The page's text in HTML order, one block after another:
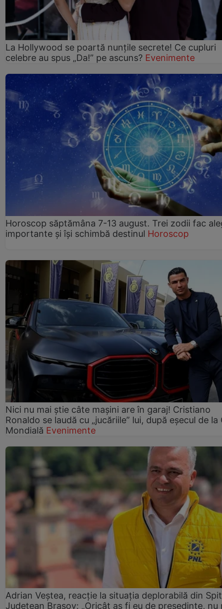
La Hollywood se poartă nunțile secrete! Ce cupluri
celebre au spus „Da!” pe ascuns? Evenimente
Horoscop săptămâna 7-13 august. Trei zodii fac
importante și își schimbă destinul Horoscop
Nici nu mai știe câte mașini are în garaj! Cristiano
Ronaldo se laudă cu „jucăriile” lui, după eșecul de la
Mondială Evenimente
Adrian Veștea, reacție la situația deplorabilă din
Județean Brașov: „Oricât aș fi eu de președinte, nu